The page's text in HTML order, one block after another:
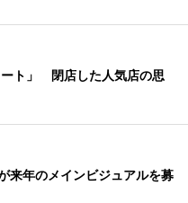
ト」 閉店した人気店の思
来年のメインビジュアルを募